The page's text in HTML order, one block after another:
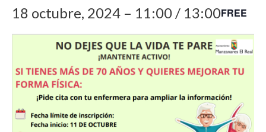
18 octubre, 2024 – 11:00 / 13:00FREE